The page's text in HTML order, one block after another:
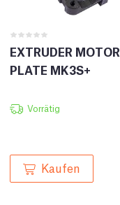
EXTRUDER MOTOR
PLATE MK3S+
Vorrätig
Kaufen